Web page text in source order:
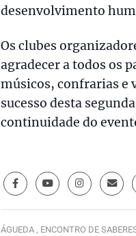
desenvolvimento
Os clubes
agradecer a todos os
músicos, confrarias e
sucesso desta
continuidade do
ÁGUEDA , ENCONTRO DE